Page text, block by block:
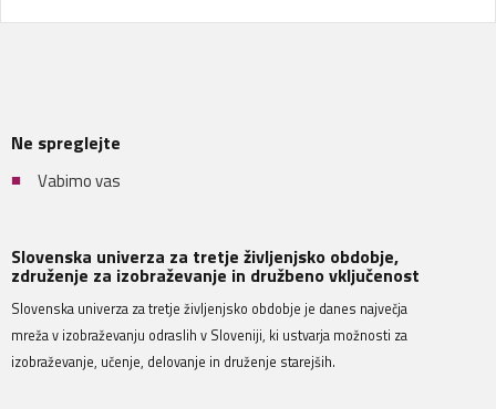
Ne spreglejte
Vabimo vas
Slovenska univerza za tretje življenjsko obdobje,
združenje za izobraževanje in družbeno vključenost
Slovenska univerza za tretje življenjsko obdobje je danes največja
mreža v izobraževanju odraslih v Sloveniji, ki ustvarja možnosti za
izobraževanje, učenje, delovanje in druženje starejših.